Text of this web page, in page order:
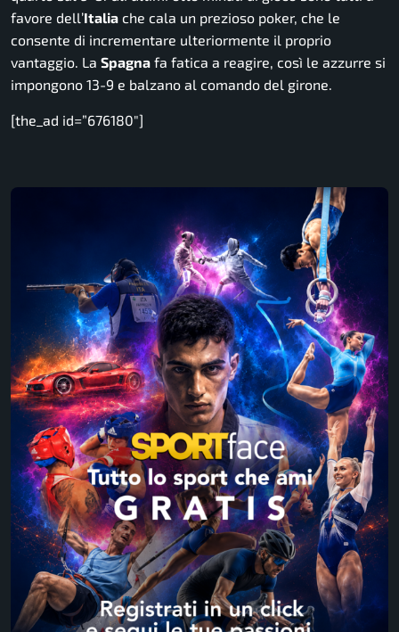
favore dell’Italia che cala un prezioso poker, che le
consente di incrementare ulteriormente il proprio
vantaggio. La Spagna fa fatica a reagire, così le azzurre si
impongono 13-9 e balzano al comando del girone.
[the_ad id=”676180″]